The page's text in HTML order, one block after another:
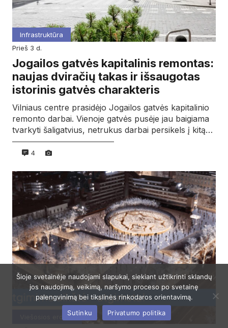
Infrastruktūra
prieš 3 d.
Jogailos gatvės kapitalinis remontas:
naujas dviračių takas ir išsaugotas
istorinis gatvės charakteris
Vilniaus centre prasidėjo Jogailos gatvės kapitalinio
remonto darbai. Vienoje gatvės pusėje jau baigiama
tvarkyti šaligatvius, netrukus darbai persikels į kitą…
4
Viešosios erdvės
Šioje svetainėje naudojami slapukai, siekiant užtikrinti sklandų
jos naudojimą, veikimą, naršymo proceso po svetainę
palengvinimą bei tikslinės rinkodaros orientavimą.
Sutinku
Privatumo politika